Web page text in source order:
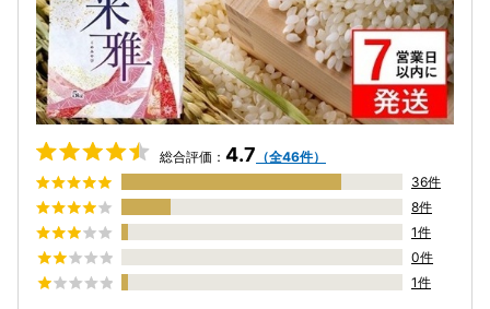
総合評価： 4.7 （全46件）
36件
8件
1件
0件
1件